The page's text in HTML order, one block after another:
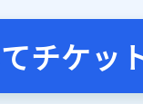
チケッ